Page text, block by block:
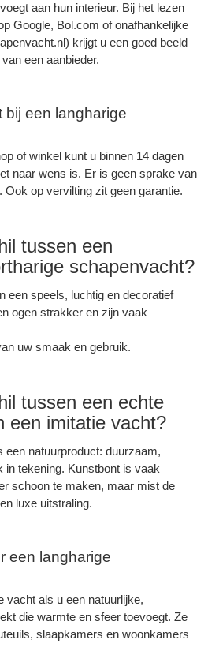
aan hun interieur. Bij het lezen
Google, Bol.com of onafhankelijke
krijgt u een goed beeld
een aanbieder.
bij een langharige
of winkel kunt u binnen 14 dagen
naar wens is. Er is geen sprake van
Ook op vervilting zit geen garantie.
tussen een
schapenvacht?
een speels, luchtig en decoratief
ogen strakker en zijn vaak
uw smaak en gebruik.
tussen een echte
een imitatie vacht?
een natuurproduct: duurzaam,
in tekening. Kunstbont is vaak
schoon te maken, maar mist de
luxe uitstraling.
een langharige
vacht als u een natuurlijke,
die warmte en sfeer toevoegt. Ze
slaapkamers en woonkamers